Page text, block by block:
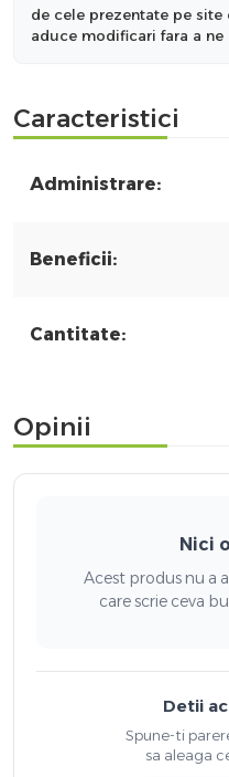
de cele prezentate pe
aduce modificari fara a ne
Caracteristici
Administrare:
Beneficii:
Cantitate:
Opinii
Nici
Acest produs nu a
care scrie ceva
Detii
Spune-ti
sa aleaga